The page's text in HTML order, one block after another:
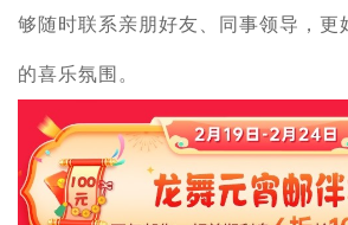
够随时联系亲朋好友、同事领导，更
的喜乐氛围。